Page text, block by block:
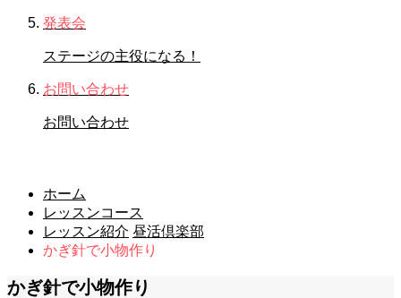
発表会
ステージの主役になる！
お問い合わせ
お問い合わせ
ホーム
レッスンコース
レッスン紹介 昼活倶楽部
かぎ針で小物作り
かぎ針で小物作り